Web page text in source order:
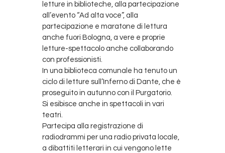
letture in biblioteche, alla partecipazione
all’evento “Ad alta voce”, alla
partecipazione e maratone di lettura
anche fuori Bologna, a vere e proprie
letture-spettacolo anche collaborando
con professionisti.
In una biblioteca comunale ha tenuto un
ciclo di letture sull’Inferno di Dante, che è
proseguito in autunno con il Purgatorio.
Si esibisce anche in spettacoli in vari
teatri.
Partecipa alla registrazione di
radiodrammi per una radio privata locale,
a dibattiti letterari in cui vengono lette